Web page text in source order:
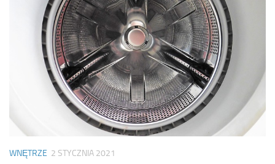
WNĘTRZE 2 STYCZNIA 2021